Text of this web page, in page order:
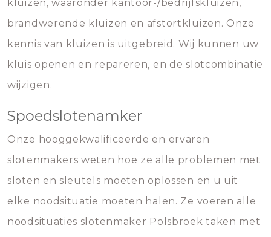
kluizen, waaronder kantoor-/bedrijfskluizen,
brandwerende kluizen en afstortkluizen. Onze
kennis van kluizen is uitgebreid. Wij kunnen uw
kluis openen en repareren, en de slotcombinatie
wijzigen.
Spoedslotenamker
Onze hooggekwalificeerde en ervaren
slotenmakers weten hoe ze alle problemen met
sloten en sleutels moeten oplossen en u uit
elke noodsituatie moeten halen. Ze voeren alle
noodsituaties slotenmaker Polsbroek taken met